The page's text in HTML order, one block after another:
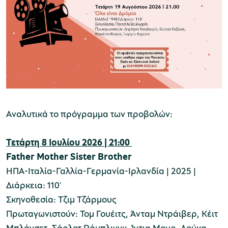
Αναλυτικά το πρόγραμμα των προβολών:
Τετάρτη 8 Ιουλίου 2026 | 21:00
Father Mother Sister Brother
ΗΠΑ-Ιταλία-Γαλλία-Γερμανία-Ιρλανδία | 2025 |
Διάρκεια: 110’
Σκηνοθεσία: Τζιμ Τζάρμους
Πρωταγωνιστούν: Τομ Γουέιτς, Άνταμ Ντράιβερ, Κέιτ